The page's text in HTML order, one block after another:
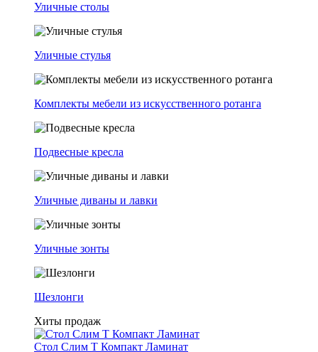
Уличные столы
Уличные стулья
Комплекты мебели из искусственного ротанга
Подвесные кресла
Уличные диваны и лавки
Уличные зонты
Шезлонги
Хиты продаж
Стол Слим Т Компакт Ламинат